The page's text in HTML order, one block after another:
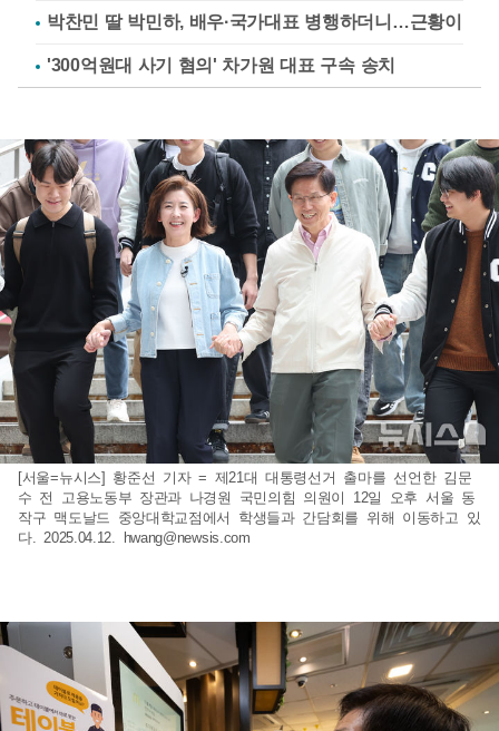
박찬민 딸 박민하, 배우·국가대표 병행하더니…근황이
'300억원대 사기 혐의' 차가원 대표 구속 송치
[서울=뉴시스] 황준선 기자 = 제21대 대통령선거 출마를 선언한 김문
수 전 고용노동부 장관과 나경원 국민의힘 의원이 12일 오후 서울 동
작구 맥도날드 중앙대학교점에서 학생들과 간담회를 위해 이동하고 있
다. 2025.04.12.
hwang@newsis.com